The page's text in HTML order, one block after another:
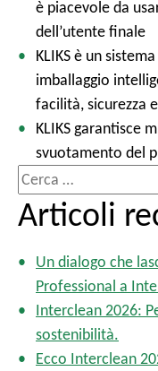
è piacevole da
dell’utente finale
KLIKS è un
imballaggio
facilità, sicurezza
KLIKS garantisce
svuotamento del
R
i
c
Articoli
Un dialogo che
Professional a
Interclean 2026:
sostenibilità.
Ecco Interclean